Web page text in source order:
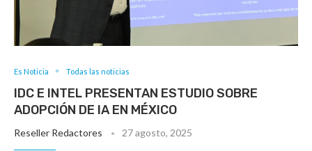
Es Noticia Todas las noticias
IDC E INTEL PRESENTAN ESTUDIO SOBRE
ADOPCIÓN DE IA EN MÉXICO
Reseller Redactores 27 agosto, 2025